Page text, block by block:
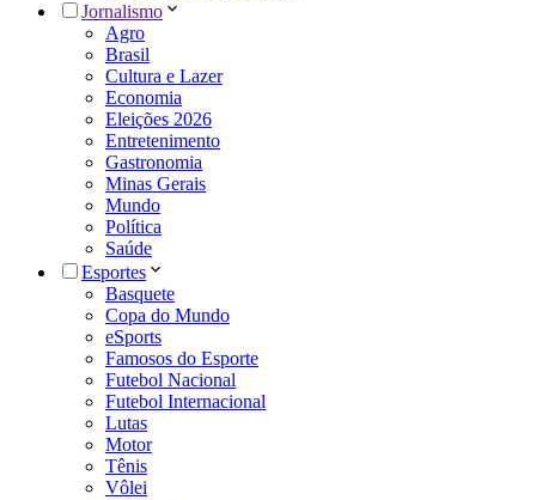
Jornalismo
Agro
Brasil
Cultura e Lazer
Economia
Eleições 2026
Entretenimento
Gastronomia
Minas Gerais
Mundo
Política
Saúde
Esportes
Basquete
Copa do Mundo
eSports
Famosos do Esporte
Futebol Nacional
Futebol Internacional
Lutas
Motor
Tênis
Vôlei